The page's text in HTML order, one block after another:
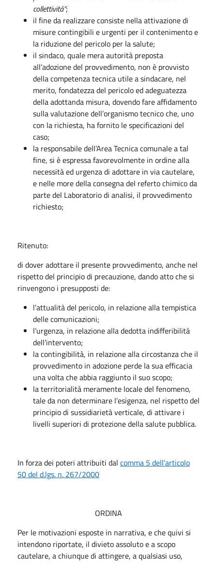
collettività”;
il fine da realizzare consiste nella attivazione di
misure contingibili e urgenti per il contenimento e
la riduzione del pericolo per la salute;
il sindaco, quale mera autorità preposta
all’adozione del provvedimento, non è provvisto
della competenza tecnica utile a sindacare, nel
merito, fondatezza del pericolo ed adeguatezza
della adottanda misura, dovendo fare affidamento
sulla valutazione dell’organismo tecnico che, uno
con la richiesta, ha fornito le specificazioni del
caso;
la responsabile dell’Area Tecnica comunale a tal
fine, si è espressa favorevolmente in ordine alla
necessità ed urgenza di adottare in via cautelare,
e nelle more della consegna del referto chimico da
parte del Laboratorio di analisi, il provvedimento
richiesto;
Ritenuto:
di dover adottare il presente provvedimento, anche nel
rispetto del principio di precauzione, dando atto che si
rinvengono i presupposti de:
l’attualità del pericolo, in relazione alla tempistica
delle comunicazioni;
l’urgenza, in relazione alla dedotta indifferibilità
dell’intervento;
la contingibilità, in relazione alla circostanza che il
provvedimento in adozione perde la sua efficacia
una volta che abbia raggiunto il suo scopo;
la territorialità meramente locale del fenomeno,
tale da non determinare l’esigenza, nel rispetto del
principio di sussidiarietà verticale, di attivare i
livelli superiori di protezione della salute pubblica.
In forza dei poteri attribuiti dal comma 5 dell’articolo
50 del d.lgs. n. 267/2000
ORDINA
Per le motivazioni esposte in narrativa, e che quivi si
intendono riportate, il divieto assoluto e a scopo
cautelare, a chiunque di attingere, a qualsiasi uso,